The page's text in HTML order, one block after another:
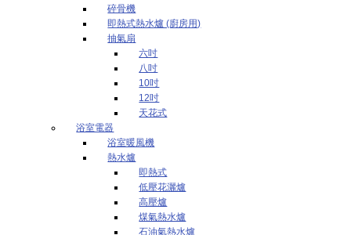
碎骨機
即熱式熱水爐 (廚房用)
抽氣扇
六吋
八吋
10吋
12吋
天花式
浴室電器
浴室暖風機
熱水爐
即熱式
低壓花灑爐
高壓爐
煤氣熱水爐
石油氣熱水爐